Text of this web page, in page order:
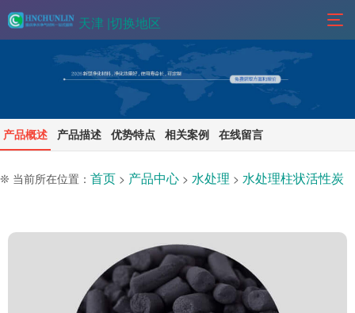
天津 |切换地区
产品概述 产品描述 优势特点 相关案例 在线留言
❊ 当前所在位置： 首页 > 产品中心 > 水处理 > 水处理柱状活性炭